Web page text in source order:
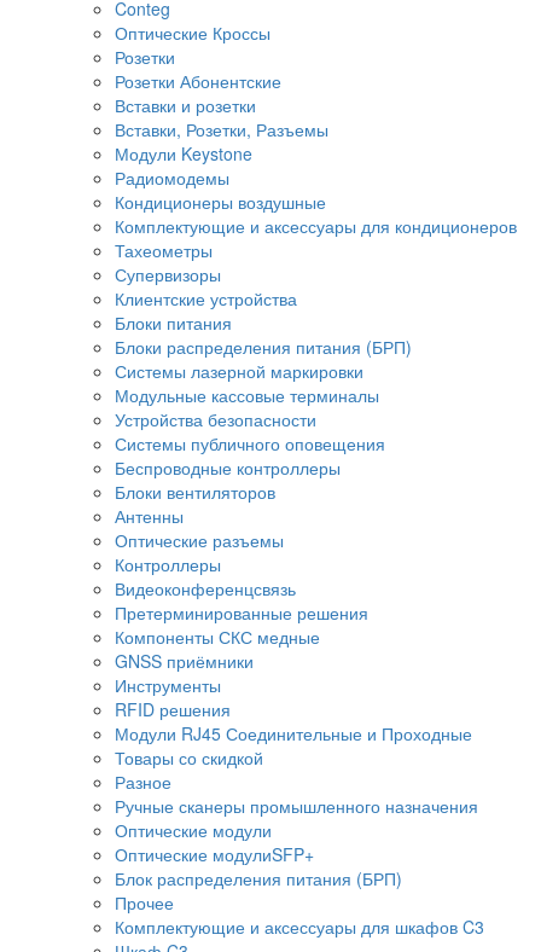
Conteg
Оптические Кроссы
Розетки
Розетки Абонентские
Вставки и розетки
Вставки, Розетки, Разъемы
Модули Keystone
Радиомодемы
Кондиционеры воздушные
Комплектующие и аксессуары для кондиционеров
Тахеометры
Супервизоры
Клиентские устройства
Блоки питания
Блоки распределения питания (БРП)
Системы лазерной маркировки
Модульные кассовые терминалы
Устройства безопасности
Системы публичного оповещения
Беспроводные контроллеры
Блоки вентиляторов
Антенны
Оптические разъемы
Контроллеры
Видеоконференцсвязь
Претерминированные решения
Компоненты СКС медные
GNSS приёмники
Инструменты
RFID решения
Модули RJ45 Соединительные и Проходные
Товары со скидкой
Разное
Ручные сканеры промышленного назначения
Оптические модули
Оптические модулиSFP+
Блок распределения питания (БРП)
Прочее
Комплектующие и аксессуары для шкафов C3